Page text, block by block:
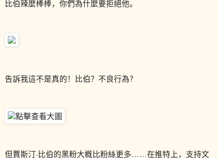
比伯辣麼棒棒，你們為什麼要拒絕他。
告訴我這不是真的！比伯？不良行為？
但賈斯汀·比伯的黑粉大概比粉絲更多……在推特上，支持文